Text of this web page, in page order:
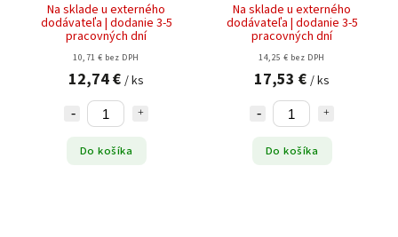
Na sklade u externého
dodávateľa | dodanie 3-5
pracovných dní
10,71 € bez DPH
12,74 € / ks
Do košíka
Na sklade u externého
dodávateľa | dodanie 3-5
pracovných dní
14,25 € bez DPH
17,53 € / ks
Do košíka